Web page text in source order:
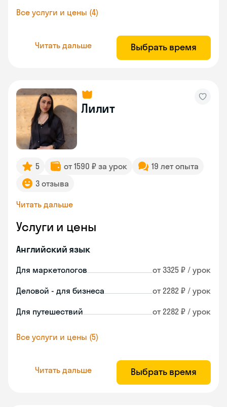
Все услуги и цены (4)
Читать дальше Выбрать время
Лилит
5 от 1590 ₽ за урок
19 лет опыта
3 отзыва
Читать дальше
Услуги и цены
Английский язык
Для маркетологов от 3325 ₽ / урок
Деловой - для бизнеса от 2282 ₽ / урок
Для путешествий от 2282 ₽ / урок
Все услуги и цены (5)
Читать дальше Выбрать время